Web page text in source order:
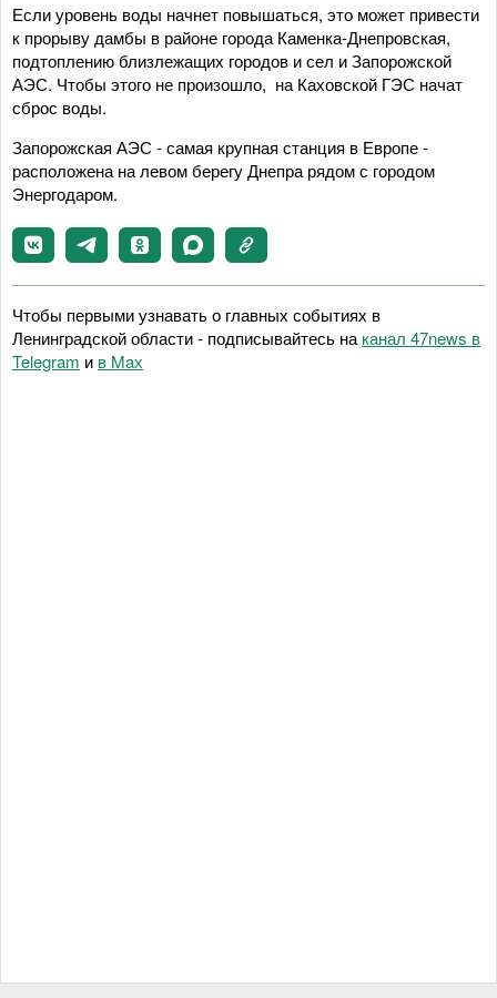
Если уровень воды начнет повышаться, это может привести
к прорыву дамбы в районе города Каменка-Днепровская,
подтоплению близлежащих городов и сел и Запорожской
АЭС. Чтобы этого не произошло, на Каховской ГЭС начат
сброс воды.
Запорожская АЭС - самая крупная станция в Европе -
расположена на левом берегу Днепра рядом с городом
Энергодаром.
Чтобы первыми узнавать о главных событиях в
Ленинградской области - подписывайтесь на канал 47news в
Telegram и в Maх